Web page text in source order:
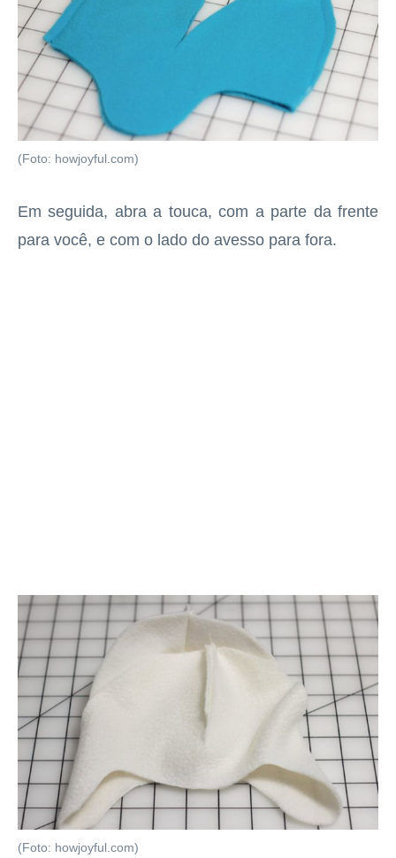
(Foto: howjoyful.com)
Em seguida, abra a touca, com a parte da frente
para você, e com o lado do avesso para fora.
(Foto: howjoyful.com)